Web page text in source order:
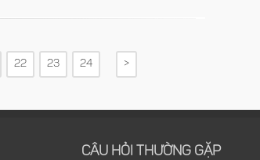
22 23 24 >
CÂU HỎI THƯỜNG GẶP